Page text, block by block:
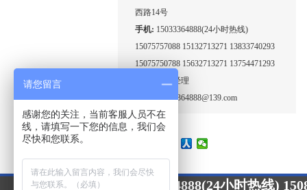
西路14号
手机: 15033364888(24小时热线)
15075757088 15132713271 13833740293
15075750788 15632713271 13754471293
王经理
邮箱:15033364888@139.com
24小时咨询热线： 15033364888(24小时热线)
请您留言
感谢您的关注，当前客服人员不在
线，请填写一下您的信息，我们会
尽快和您联系。